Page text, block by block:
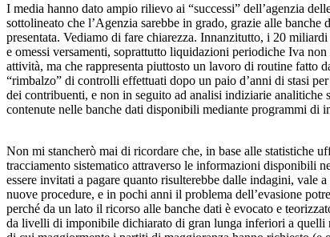
I media hanno dato ampio rilievo ai “successi” dell’agenzia
sottolineato che l’Agenzia sarebbe in grado, grazie alle
presentata. Vediamo di fare chiarezza. Innanzitutto, i 20
e omessi versamenti, soprattutto liquidazioni periodiche Iva
attività, ma che rappresenta piuttosto un lavoro di routine fatto
“rimbalzo” di controlli effettuati dopo un paio d’anni di stasi
dei contribuenti, e non in seguito ad analisi indiziarie analitiche
contenute nelle banche dati disponibili mediante programmi
Non mi stancherò mai di ricordare che, in base alle statistiche
tracciamento sistematico attraverso le informazioni disponibili
essere invitati a pagare quanto risulterebbe dalle indagini, vale
nuove procedure, e in pochi anni il problema dell’evasione
perché da un lato il ricorso alle banche dati è evocato e
da livelli di imponibile dichiarato di gran lunga inferiori a quelli